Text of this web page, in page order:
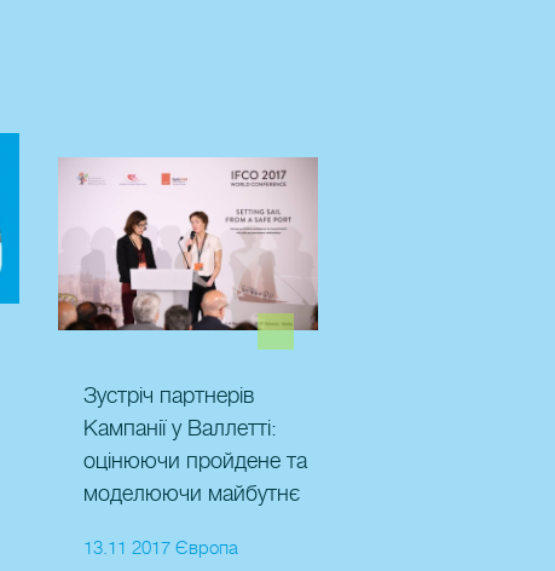
Зустріч партнерів
Кампанії у Валлетті:
оцінюючи пройдене та
моделюючи майбутнє
13.11 2017 Європа